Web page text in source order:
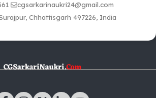
cgsarkarinaukri24@gmail.com
Chhattisgarh 497226, India